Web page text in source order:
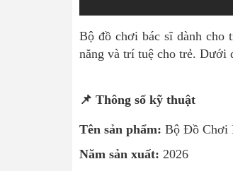
Bộ đồ chơi bác sĩ dành cho
năng và trí tuệ cho trẻ. Dưới
📌 Thông số kỹ thuật
Tên sản phẩm: Bộ Đồ Chơi
Năm sản xuất: 2026